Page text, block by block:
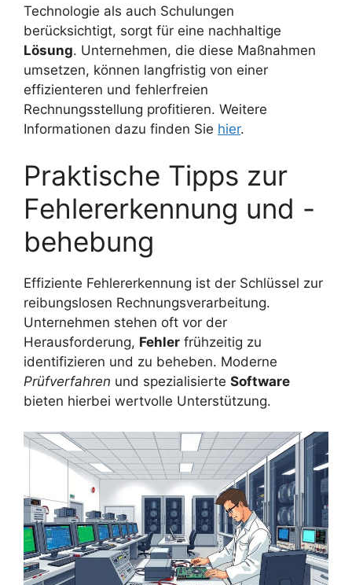
Technologie als auch Schulungen
berücksichtigt, sorgt für eine nachhaltige
Lösung. Unternehmen, die diese Maßnahmen
umsetzen, können langfristig von einer
effizienteren und fehlerfreien
Rechnungsstellung profitieren. Weitere
Informationen dazu finden Sie hier.
Praktische Tipps zur
Fehlererkennung und -
behebung
Effiziente Fehlererkennung ist der Schlüssel zur
reibungslosen Rechnungsverarbeitung.
Unternehmen stehen oft vor der
Herausforderung, Fehler frühzeitig zu
identifizieren und zu beheben. Moderne
Prüfverfahren und spezialisierte Software
bieten hierbei wertvolle Unterstützung.